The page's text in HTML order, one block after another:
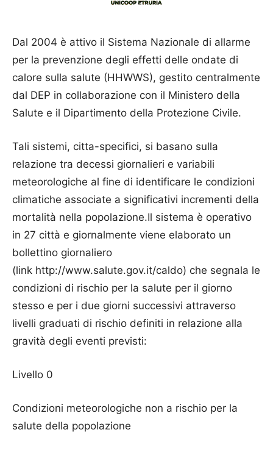
Dal 2004 è attivo il Sistema Nazionale di allarme
per la prevenzione degli effetti delle ondate di
calore sulla salute (HHWWS), gestito centralmente
dal DEP in collaborazione con il Ministero della
Salute e il Dipartimento della Protezione Civile.
Tali sistemi, citta-specifici, si basano sulla
relazione tra decessi giornalieri e variabili
meteorologiche al fine di identificare le condizioni
climatiche associate a significativi incrementi della
mortalità nella popolazione.Il sistema è operativo
in 27 città e giornalmente viene elaborato un
bollettino giornaliero
(link http://www.salute.gov.it/caldo) che segnala le
condizioni di rischio per la salute per il giorno
stesso e per i due giorni successivi attraverso
livelli graduati di rischio definiti in relazione alla
gravità degli eventi previsti:
Livello 0
Condizioni meteorologiche non a rischio per la
salute della popolazione